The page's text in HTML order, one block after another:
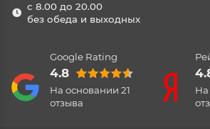
с 8.00 до 20.00
без обеда и выходных
Google Rating
4.8
На основании 21
отзыва
На